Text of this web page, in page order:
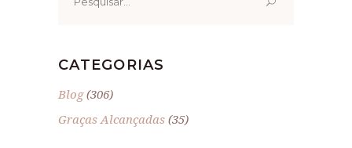
por:
CATEGORIAS
Blog(306)
Graças Alcançadas (35)